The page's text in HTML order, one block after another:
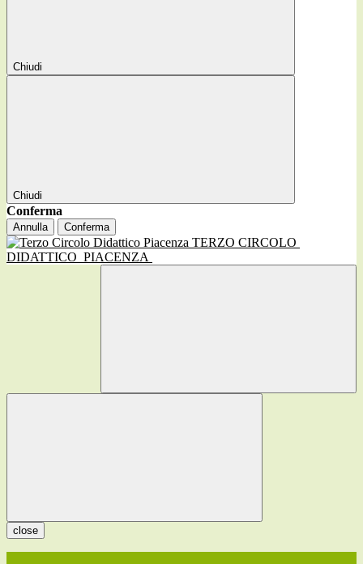
Chiudi
Chiudi
Conferma
Annulla Conferma
TERZO CIRCOLO
DIDATTICO PIACENZA
close